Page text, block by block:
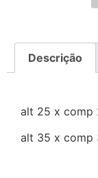
Descrição
alt 25 x comp
alt 35 x comp